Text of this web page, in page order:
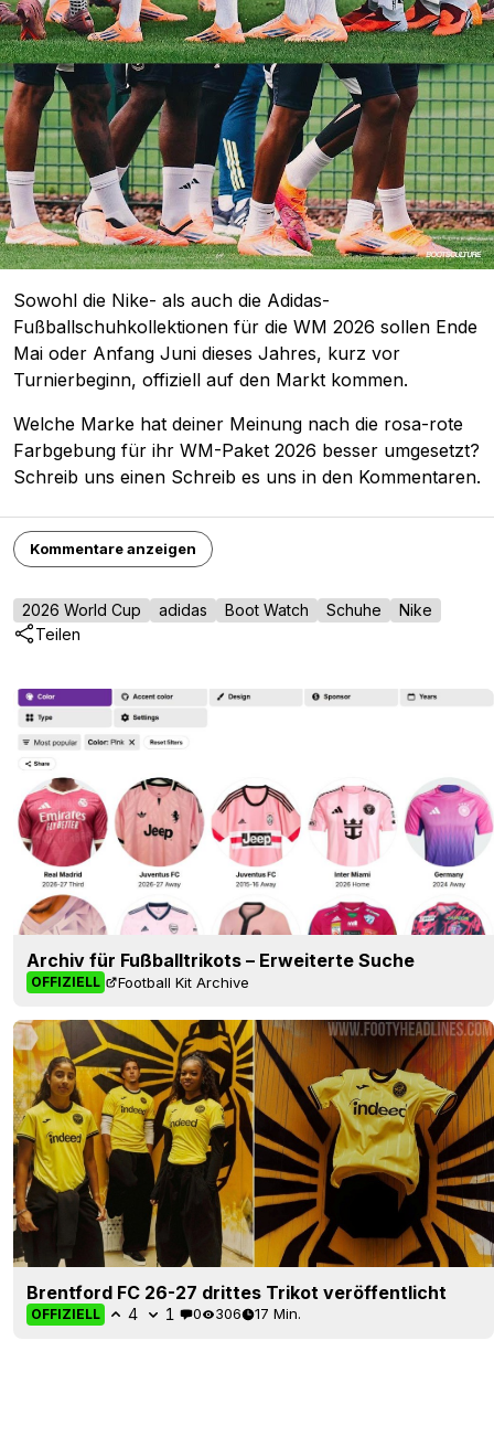
Sowohl die Nike- als auch die Adidas-
Fußballschuhkollektionen für die WM 2026 sollen Ende
Mai oder Anfang Juni dieses Jahres, kurz vor
Turnierbeginn, offiziell auf den Markt kommen.
Welche Marke hat deiner Meinung nach die rosa-rote
Farbgebung für ihr WM-Paket 2026 besser umgesetzt?
Schreib uns einen Schreib es uns in den Kommentaren.
Kommentare anzeigen
2026 World Cup adidas Boot Watch Schuhe
Nike
Teilen
Archiv für Fußballtrikots – Erweiterte Suche
OFFIZIELL Football Kit Archive
Brentford FC 26-27 drittes Trikot veröffentlicht
OFFIZIELL 4 1 0 306 17 Min.